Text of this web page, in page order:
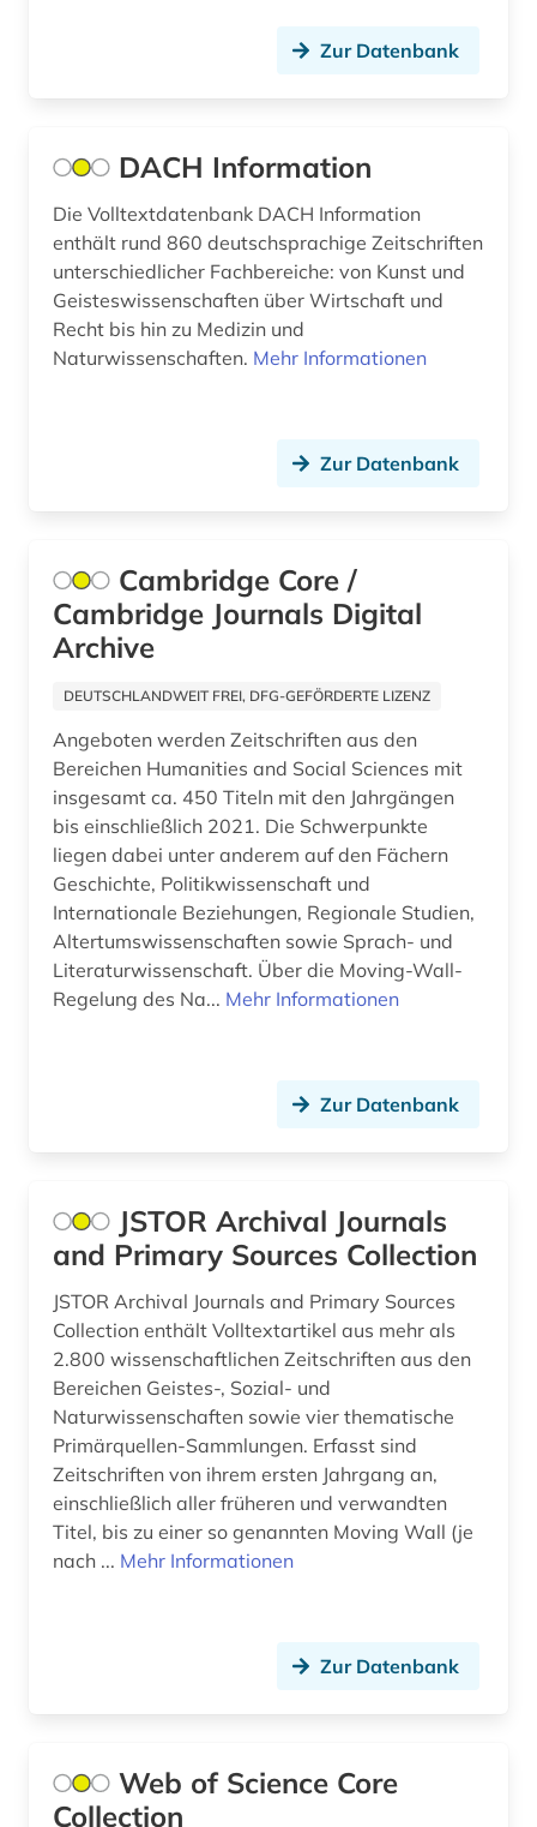
Zur Datenbank
DACH Information
Die Volltextdatenbank DACH Information
enthält rund 860 deutschsprachige Zeitschriften
unterschiedlicher Fachbereiche: von Kunst und
Geisteswissenschaften über Wirtschaft und
Recht bis hin zu Medizin und
Naturwissenschaften. Mehr Informationen
Zur Datenbank
Cambridge Core /
Cambridge Journals Digital
Archive
DEUTSCHLANDWEIT FREI, DFG-GEFÖRDERTE LIZENZ
Angeboten werden Zeitschriften aus den
Bereichen Humanities and Social Sciences mit
insgesamt ca. 450 Titeln mit den Jahrgängen
bis einschließlich 2021. Die Schwerpunkte
liegen dabei unter anderem auf den Fächern
Geschichte, Politikwissenschaft und
Internationale Beziehungen, Regionale Studien,
Altertumswissenschaften sowie Sprach- und
Literaturwissenschaft. Über die Moving-Wall-
Regelung des Na... Mehr Informationen
Zur Datenbank
JSTOR Archival Journals
and Primary Sources Collection
JSTOR Archival Journals and Primary Sources
Collection enthält Volltextartikel aus mehr als
2.800 wissenschaftlichen Zeitschriften aus den
Bereichen Geistes-, Sozial- und
Naturwissenschaften sowie vier thematische
Primärquellen-Sammlungen. Erfasst sind
Zeitschriften von ihrem ersten Jahrgang an,
einschließlich aller früheren und verwandten
Titel, bis zu einer so genannten Moving Wall (je
nach ... Mehr Informationen
Zur Datenbank
Web of Science Core
Collection